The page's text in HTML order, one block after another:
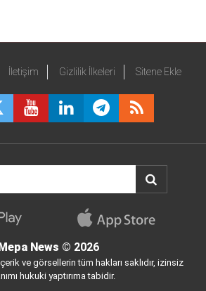
İletişim Gizlilik İlkeleri Sitene Ekle
News © 2026
ve görsellerin tüm hakları saklıdır, izinsiz
hukuki yaptırıma tabidir.